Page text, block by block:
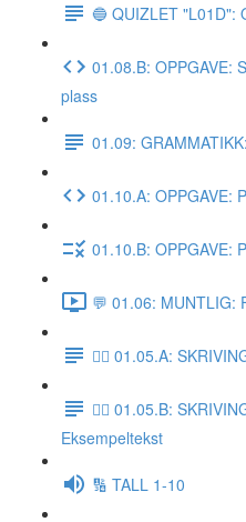
🔵 QUIZLET "L01D":
01.08.B: OPPGAVE:
plass
01.09:
01.10.A: OPPGAVE:
01.10.B: OPPGAVE:
💬 01.06: MUNTLIG:
✍🏼 01.05.A:
✍🏼 01.05.B:
Eksempeltekst
🔢 TALL 1-10